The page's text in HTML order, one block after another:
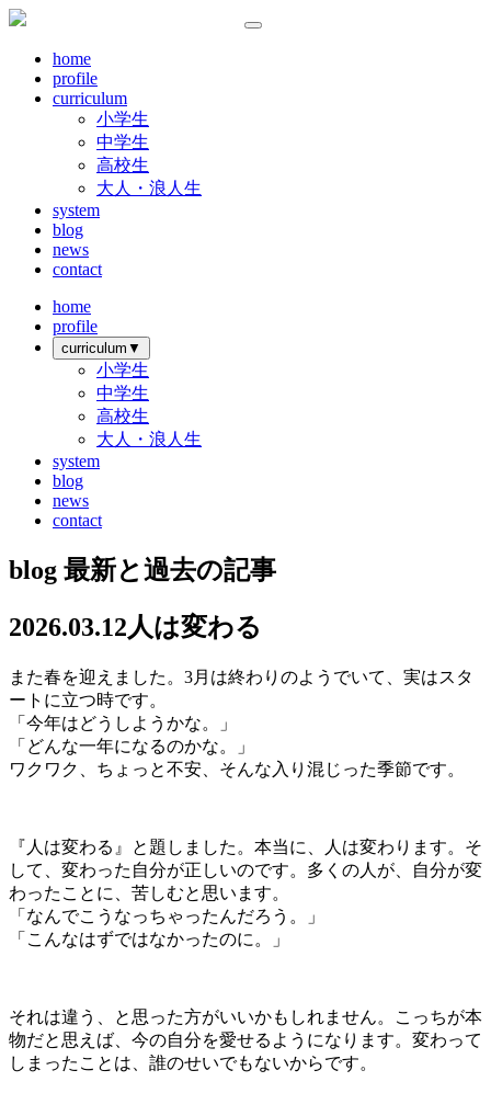
home
profile
curriculum
小学生
中学生
高校生
大人・浪人生
system
blog
news
contact
home
profile
curriculum ▼
小学生
中学生
高校生
大人・浪人生
system
blog
news
contact
blog 最新と過去の記事
2026.03.12人は変わる
また春を迎えました。3月は終わりのようでいて、実はスタ
ートに立つ時です。
「今年はどうしようかな。」
「どんな一年になるのかな。」
ワクワク、ちょっと不安、そんな入り混じった季節です。
『人は変わる』と題しました。本当に、人は変わります。そ
して、変わった自分が正しいのです。多くの人が、自分が変
わったことに、苦しむと思います。
「なんでこうなっちゃったんだろう。」
「こんなはずではなかったのに。」
それは違う、と思った方がいいかもしれません。こっちが本
物だと思えば、今の自分を愛せるようになります。変わって
しまったことは、誰のせいでもないからです。